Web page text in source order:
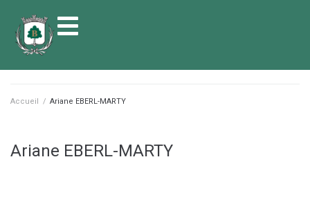
principal
Accueil / Ariane EBERL-MARTY
Ariane EBERL-MARTY